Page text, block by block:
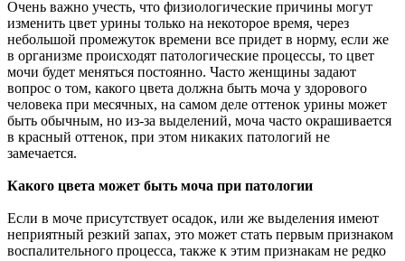
Очень важно учесть, что физиологические причины могут
изменить цвет урины только на некоторое время, через
небольшой промежуток времени все придет в норму, если же
в организме происходят патологические процессы, то цвет
мочи будет меняться постоянно. Часто женщины задают
вопрос о том, какого цвета должна быть моча у здорового
человека при месячных, на самом деле оттенок урины может
быть обычным, но из-за выделений, моча часто окрашивается
в красный оттенок, при этом никаких патологий не
замечается.
Какого цвета может быть моча при патологии
Если в моче присутствует осадок, или же выделения имеют
неприятный резкий запах, это может стать первым признаком
воспалительного процесса, также к этим признакам не редко